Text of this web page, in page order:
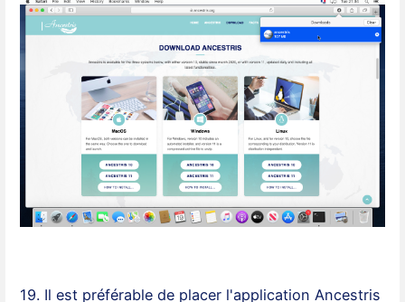
19. Il est préférable de placer l'application Ancestris